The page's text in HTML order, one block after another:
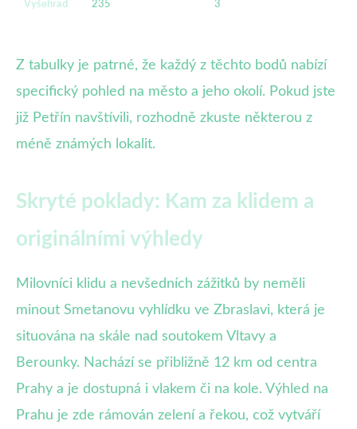
Vyšehrad 235 3
Z tabulky je patrné, že každý z těchto bodů nabízí
specifický pohled na město a jeho okolí. Pokud jste
již Petřín navštívili, rozhodně zkuste některou z
méně známých lokalit.
Skryté poklady: Kam za klidem a
originálními výhledy
Milovníci klidu a nevšedních zážitků by neměli
minout Smetanovu vyhlídku ve Zbraslavi, která je
situována na skále nad soutokem Vltavy a
Berounky. Nachází se přibližně 12 km od centra
Prahy a je dostupná i vlakem či na kole. Výhled na
Prahu je zde rámován zelení a řekou, což vytváří